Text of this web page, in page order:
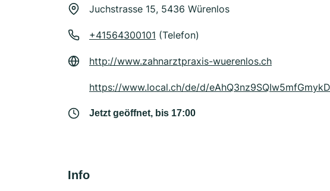
Juchstrasse 15, 5436 Würenlos
+41564300101 (Telefon)
http://www.zahnarztpraxis-wuerenlos.ch
https://www.local.ch/de/d/
Jetzt geöffnet, bis 17:00
Info